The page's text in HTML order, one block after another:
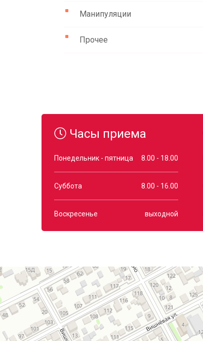
Манипуляции
Прочее
Часы приема
Понедельник - пятница 8.00 - 18.00
Суббота 8.00 - 16.00
Воскресенье выходной